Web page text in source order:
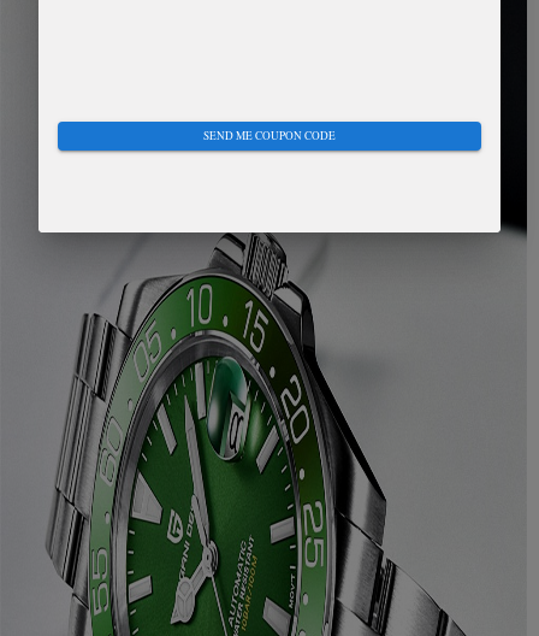
SEND ME COUPON CODE